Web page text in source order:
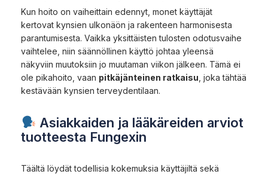
Kun hoito on vaiheittain edennyt, monet käyttäjät
kertovat kynsien ulkonäön ja rakenteen harmonisesta
parantumisesta. Vaikka yksittäisten tulosten odotusvaihe
vaihtelee, niin säännöllinen käyttö johtaa yleensä
näkyviin muutoksiin jo muutaman viikon jälkeen. Tämä ei
ole pikahoito, vaan pitkäjänteinen ratkaisu , joka tähtää
kestävään kynsien terveydentilaan.
Asiakkaiden ja lääkäreiden arviot
tuotteesta Fungexin
Täältä löydät todellisia kokemuksia käyttäjiltä sekä